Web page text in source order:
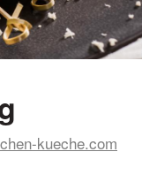
kueche.com